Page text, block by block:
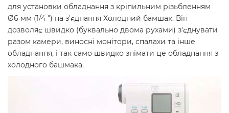
для установки обладнання з кріпильним різьбленням
Ø6 мм (1/4 ") на з'єднання Холодний бамшак. Він
дозволяє швидко (буквально двома рухами) з'єднувати
разом камери, виносні монітори, спалахи та інше
обладнання, і так само швидко знімати це обладнання з
холодного башмака.